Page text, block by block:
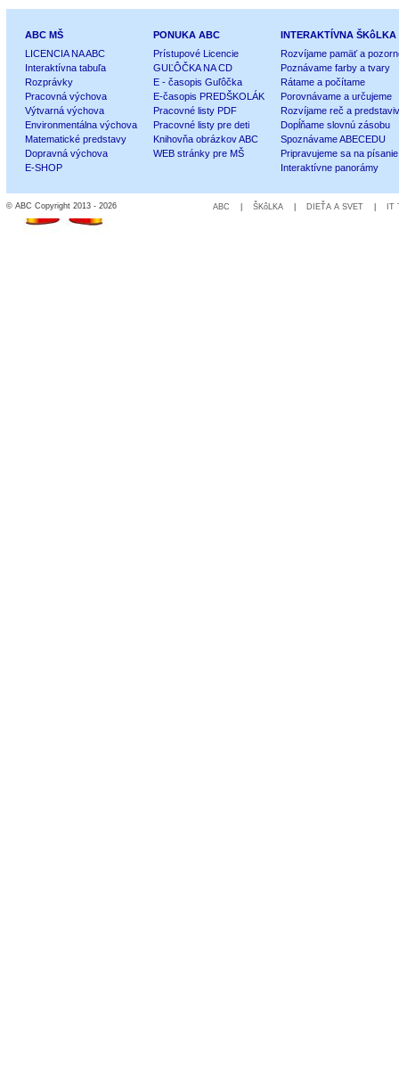
ABC MŠ
LICENCIA NA ABC
Interaktívna tabuľa
Rozprávky
Pracovná výchova
Výtvarná výchova
Environmentálna výchova
Matematické predstavy
Dopravná výchova
E-SHOP
PONUKA ABC
Prístupové Licencie
GUĽÔČKA NA CD
E - časopis Guľôčka
E-časopis PREDŠKOLÁK
Pracovné listy PDF
Pracovné listy pre deti
Knihovňa obrázkov ABC
WEB stránky pre MŠ
INTERAKTÍVNA ŠKôLKA
Rozvíjame pamäť a
Poznávame farby a tvary
Rátame a počítame
Porovnávame a určujeme
Rozvíjame reč a
Dopĺňame slovnú zásobu
Spoznávame ABECEDU
Pripravujeme sa na písanie
Interaktívne panorámy
© ABC Copyright 2013 - 2026 ABC ŠKôLKA DIEŤA A SVET IT